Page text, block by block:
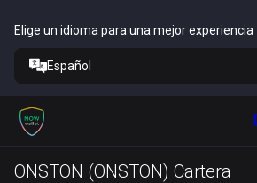
Elige un idioma para una mejor experiencia
Español
ONSTON (ONSTON) Cartera